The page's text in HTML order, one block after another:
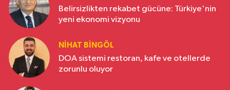
Belirsizlikten rekabet gücüne: Türkiye'nin
yeni ekonomi vizyonu
NIHAT BINGÖL
DOA sistemi restoran, kafe ve otellerde
zorunlu oluyor